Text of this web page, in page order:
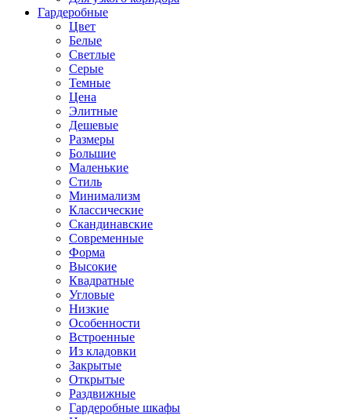
Гардеробные
Цвет
Белые
Светлые
Серые
Темные
Цена
Элитные
Дешевые
Размеры
Большие
Маленькие
Стиль
Минимализм
Классические
Скандинавские
Современные
Форма
Высокие
Квадратные
Угловые
Низкие
Особенности
Встроенные
Из кладовки
Закрытые
Открытые
Раздвижные
Гардеробные шкафы